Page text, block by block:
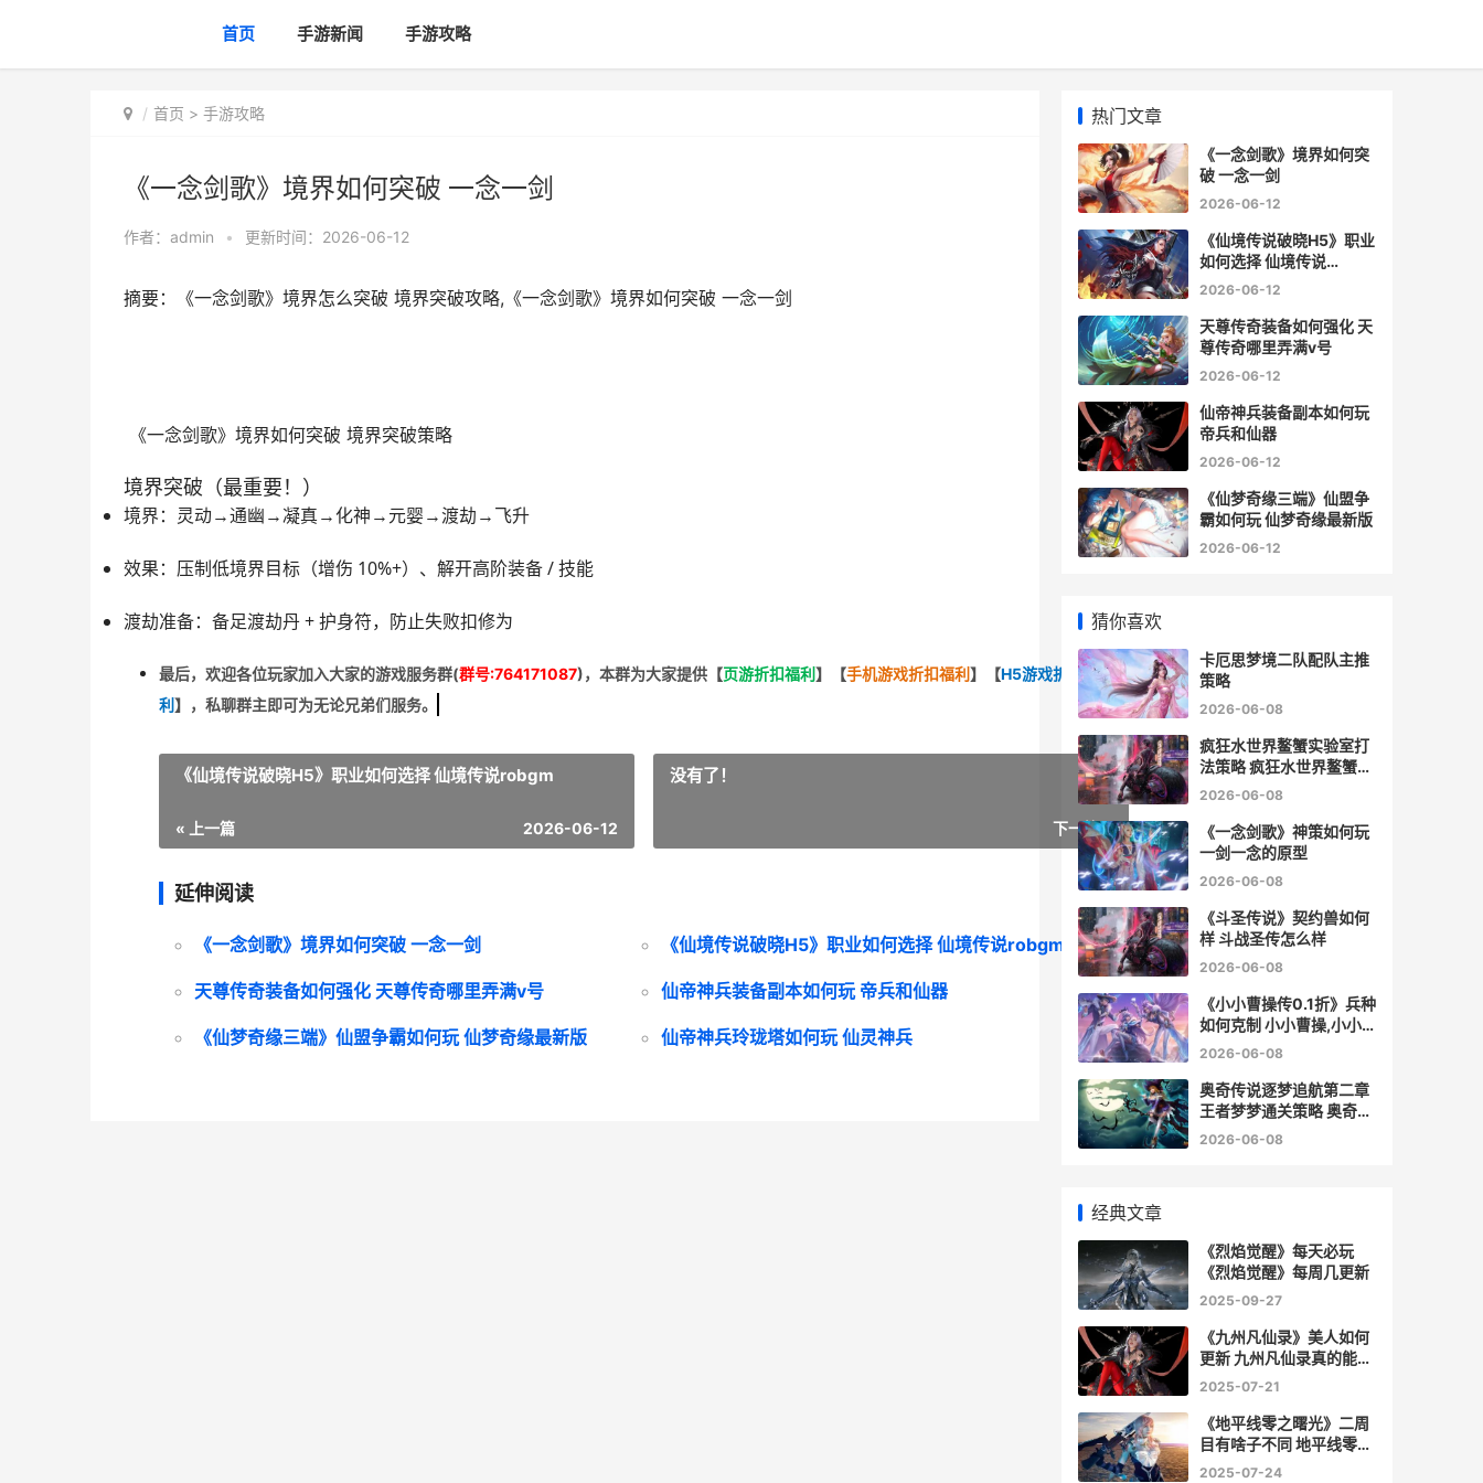
首页 手游新闻 手游攻略
首页 > 手游攻略
《一念剑歌》境界如何突破 一念一剑
作者： admin • 更新时间：2026-06-12
摘要：《一念剑歌》境界怎么突破 境界突破攻略,《一念剑歌》境界如何突破 一念一剑
《一念剑歌》境界如何突破 境界突破策略
境界突破（最重要！）
境界： 灵动→通幽→凝真→化神→元婴→渡劫→飞升
效果：压制低境界目标（增伤 10%+）、解开高阶装备 / 技能
渡劫准备：备足渡劫丹 + 护身符，防止失败扣修为
最后，欢迎各位玩家加入大家的游戏服务群(群号:764171087)，本群为大家提供【页游折扣福利 】 【手机游戏折扣福利 】 【H5游戏折扣福
利 】 ，私聊群主即可为无论兄弟们服务。
《仙境传说破晓H5》职业如何选择 仙境传说robgm
« 上一篇 2026-06-12
没有了！
下一篇 »
延伸阅读
《一念剑歌》境界如何突破 一念一剑 《仙境传说破晓H5》职业如何选择 仙境传说robgm
天尊传奇装备如何强化 天尊传奇哪里弄满v号 仙帝神兵装备副本如何玩 帝兵和仙器
《仙梦奇缘三端》仙盟争霸如何玩 仙梦奇缘最新版 仙帝神兵玲珑塔如何玩 仙灵神兵
热门文章
《一念剑歌》境界如何突
破 一念一剑
2026-06-12
《仙境传说破晓H5》职业
如何选择 仙境传说
robgm
2026-06-12
天尊传奇装备如何强化 天
尊传奇哪里弄满v号
2026-06-12
仙帝神兵装备副本如何玩
帝兵和仙器
2026-06-12
《仙梦奇缘三端》仙盟争
霸如何玩 仙梦奇缘最新版
2026-06-12
猜你喜欢
卡厄思梦境二队配队主推
策略
2026-06-08
疯狂水世界鳌蟹实验室打
法策略 疯狂水世界鳌蟹怎
么获取
2026-06-08
《一念剑歌》神策如何玩
一剑一念的原型
2026-06-08
《斗圣传说》契约兽如何
样 斗战圣传怎么样
2026-06-08
《小小曹操传0.1折》兵种
如何克制 小小曹操,小小
曹操
2026-06-08
奥奇传说逐梦追航第二章
王者梦梦通关策略 奥奇传
说逐兔秋月末炎
2026-06-08
经典文章
《烈焰觉醒》每天必玩
《烈焰觉醒》每周几更新
2025-09-27
《九州凡仙录》美人如何
更新 九州凡仙录真的能领
红包吗
2025-07-21
《地平线零之曙光》二周
目有啥子不同 地平线零之
曙光原木垛陷阱怎么做
2025-07-24